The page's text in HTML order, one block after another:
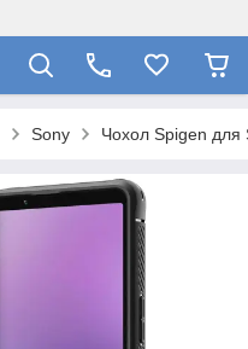
Sony Чохол Spigen для